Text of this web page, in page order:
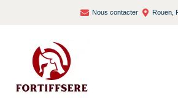
Nous contacter Rouen,